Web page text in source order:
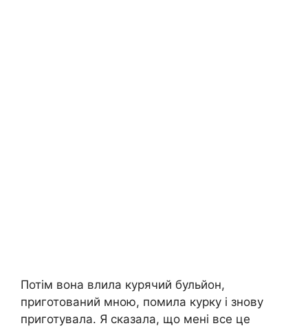
Потім вона влила курячий бульйон,
приготований мною, помила курку і знову
приготувала. Я сказала, що мені все це